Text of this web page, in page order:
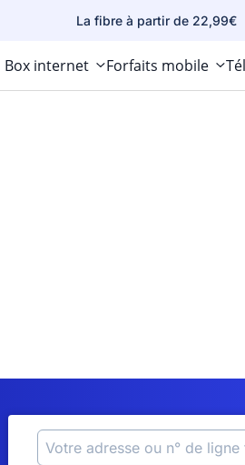
La fibre à partir de 22,99€
Box internet Forfaits mobile